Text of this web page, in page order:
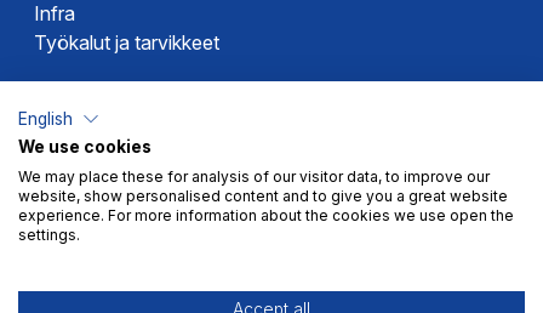
Infra
Työkalut ja tarvikkeet
Altech
Alterna
Novipro
Votec
English
We use cookies
We may place these for analysis of our visitor data, to improve our
website, show personalised content and to give you a great website
experience. For more information about the cookies we use open the
settings.